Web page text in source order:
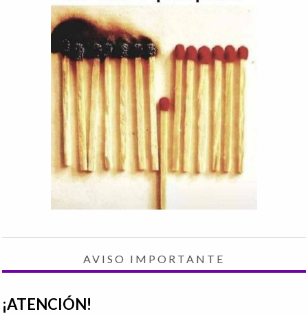
AVISO IMPORTANTE
¡ATENCIÓN!